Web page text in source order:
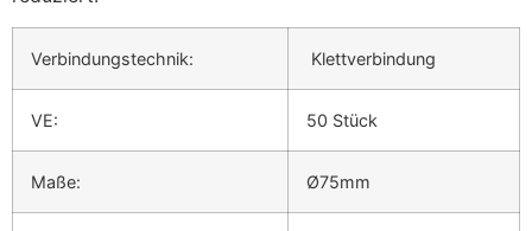
Verbindungstechnik: Klettverbindung
VE: 50 Stück
Maße: Ø75mm